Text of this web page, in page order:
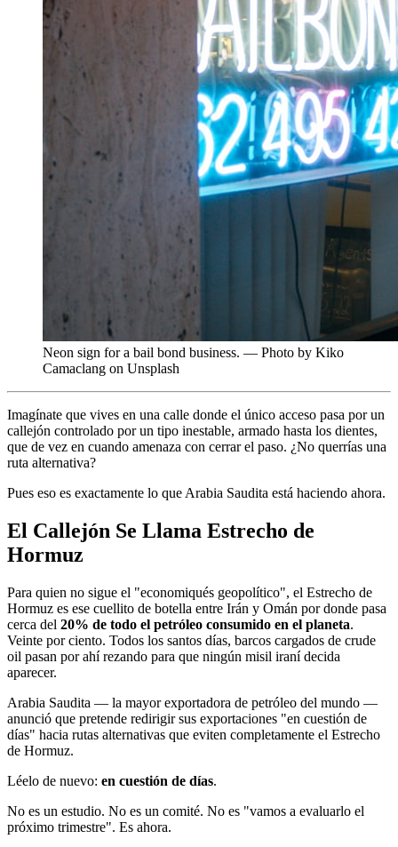
Neon sign for a bail bond business. — Photo by Kiko
Camaclang on Unsplash
Imagínate que vives en una calle donde el único acceso pasa por un
callejón controlado por un tipo inestable, armado hasta los dientes,
que de vez en cuando amenaza con cerrar el paso. ¿No querrías una
ruta alternativa?
Pues eso es exactamente lo que Arabia Saudita está haciendo ahora.
El Callejón Se Llama Estrecho de
Hormuz
Para quien no sigue el "economiqués geopolítico", el Estrecho de
Hormuz es ese cuellito de botella entre Irán y Omán por donde pasa
cerca del 20% de todo el petróleo consumido en el planeta.
Veinte por ciento. Todos los santos días, barcos cargados de crude
oil pasan por ahí rezando para que ningún misil iraní decida
aparecer.
Arabia Saudita — la mayor exportadora de petróleo del mundo —
anunció que pretende redirigir sus exportaciones "en cuestión de
días" hacia rutas alternativas que eviten completamente el Estrecho
de Hormuz.
Léelo de nuevo: en cuestión de días.
No es un estudio. No es un comité. No es "vamos a evaluarlo el
próximo trimestre". Es ahora.